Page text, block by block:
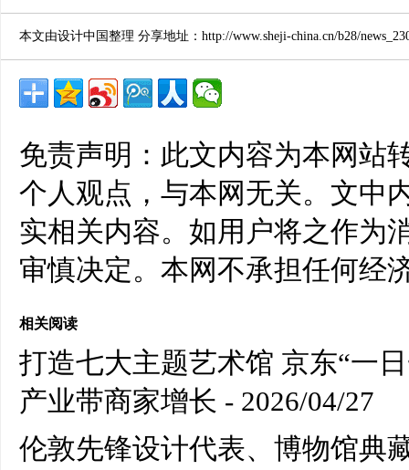
本文由设计中国整理 分享地址：http://www.sheji-china.cn/b28/
免责声明：此文内容为本网站
个人观点，与本网无关。文中
实相关内容。如用户将之作为
审慎决定。本网不承担任何经
相关阅读
打造七大主题艺术馆 京东“一
产业带商家增长 - 2026/04/27
伦敦先锋设计代表、博物馆典